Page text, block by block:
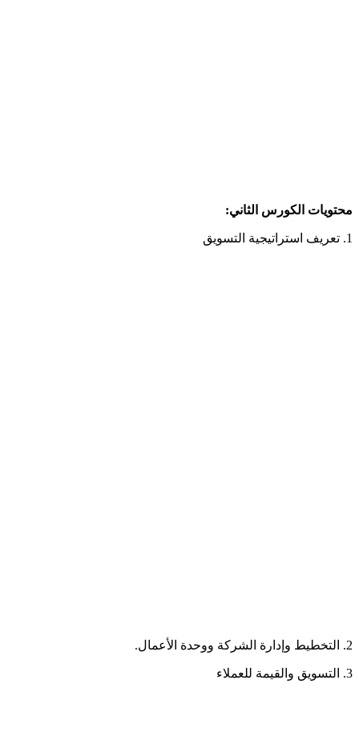
محتويات الكورس الثاني:
1. تعريف استراتيجية التسويق
2. التخطيط وإدارة الشركة ووحدة الأعمال.
3. التسويق والقيمة للعملاء